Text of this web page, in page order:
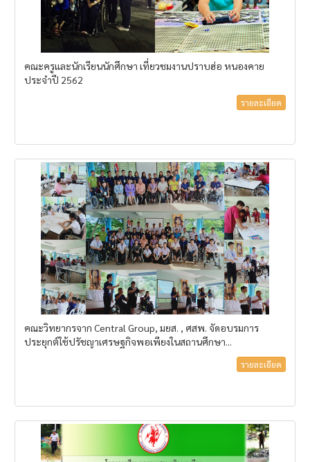
คณะครูและนักเรียนนักศึกษา เที่ยวชมงานปราบฮ่อ หนองคาย
ประจำปี 2562
รายละเอียด
คณะวิทยากรจาก Central Group, มยส. , ศสพ. จัดอบรมการ
ประยุกต์ใช้ปรัชญาเศรษฐกิจพอเพียงในสถานศึกษา...
รายละเอียด